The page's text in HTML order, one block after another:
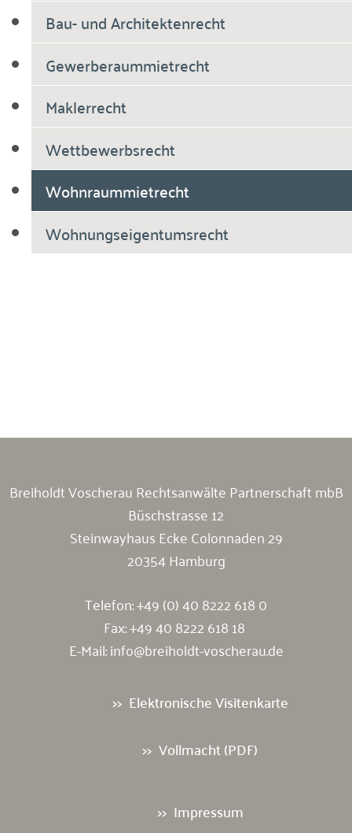
Bau- und Architektenrecht
Gewerberaummietrecht
Maklerrecht
Wettbewerbsrecht
Wohnraummietrecht
Wohnungseigentumsrecht
Breiholdt Voscherau Rechtsanwälte Partnerschaft mbB
Büschstrasse 12
Steinwayhaus Ecke Colonnaden 29
20354 Hamburg
Telefon:+49 (0) 40 8222 618 0
Fax: +49 40 8222 618 18
E-Mail:info@breiholdt-voscherau.de
Elektronische Visitenkarte
Vollmacht (PDF)
Impressum